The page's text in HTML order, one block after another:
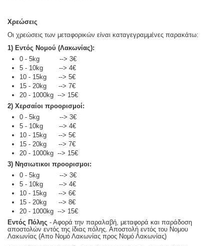
Χρεώσεις
Οι χρεώσεις των μεταφορικών είναι καταγεγραμμένες παρακάτω:
1) Εντός Νομού (Λακωνίας):
0 - 5kg --> 3€
5 - 10kg --> 4€
10 - 15kg --> 5€
15 - 20kg --> 7€
20 - 1000kg --> 15€
2) Χερσαίοι προορισμοί:
0 - 5kg --> 3€
5 - 10kg --> 4€
10 - 15kg --> 5€
15 - 20kg --> 7€
20 - 1000kg --> 15€
3) Νησιωτικοι προορισμοι:
0 - 5kg --> 3€
5 - 10kg --> 4€
10 - 15kg --> 6€
15 - 20kg --> 8€
20 - 1000kg --> 15€
Εντός Πόλης - Αφορά την παραλαβή, μεταφορά και παράδοση
αποστολών εντός της ίδιας πόλης. Αποστολή εντός του Νομου
Λακωνίας (Απο Νομό Λακωνίας προς Νομό Λακωνίας)